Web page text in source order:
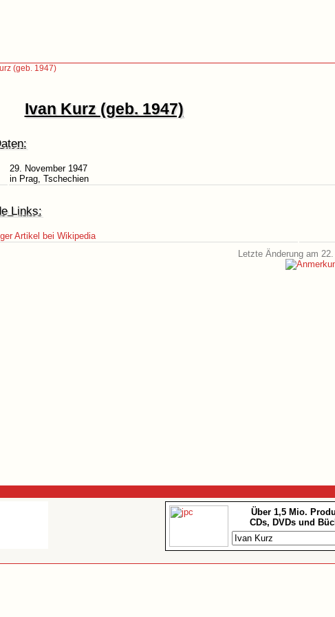
(geb. 1947)
Ivan Kurz (geb. 1947)
29. November 1947
in Prag, Tschechien
Links:
Artikel bei Wikipedia
Letzte Änderung am
Über 1,5 Mio.
CDs, DVDs und